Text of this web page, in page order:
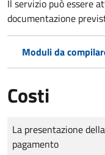
Il servizio può essere
documentazione
Moduli da
Costi
Tipo di pagamento
Importo
La presentazione
pagamento